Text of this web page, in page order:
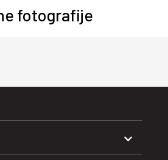
fotografije